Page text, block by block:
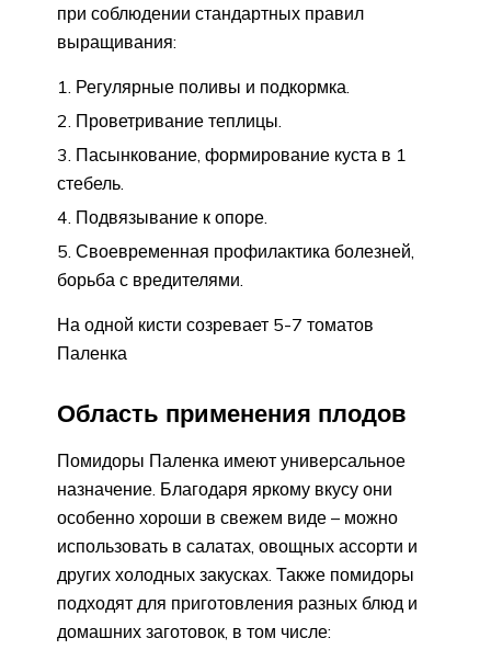
при соблюдении стандартных правил
выращивания:
Регулярные поливы и подкормка.
Проветривание теплицы.
Пасынкование, формирование куста в 1
стебель.
Подвязывание к опоре.
Своевременная профилактика болезней,
борьба с вредителями.
На одной кисти созревает 5-7 томатов
Паленка
Область применения плодов
Помидоры Паленка имеют универсальное
назначение. Благодаря яркому вкусу они
особенно хороши в свежем виде – можно
использовать в салатах, овощных ассорти и
других холодных закусках. Также помидоры
подходят для приготовления разных блюд и
домашних заготовок, в том числе: